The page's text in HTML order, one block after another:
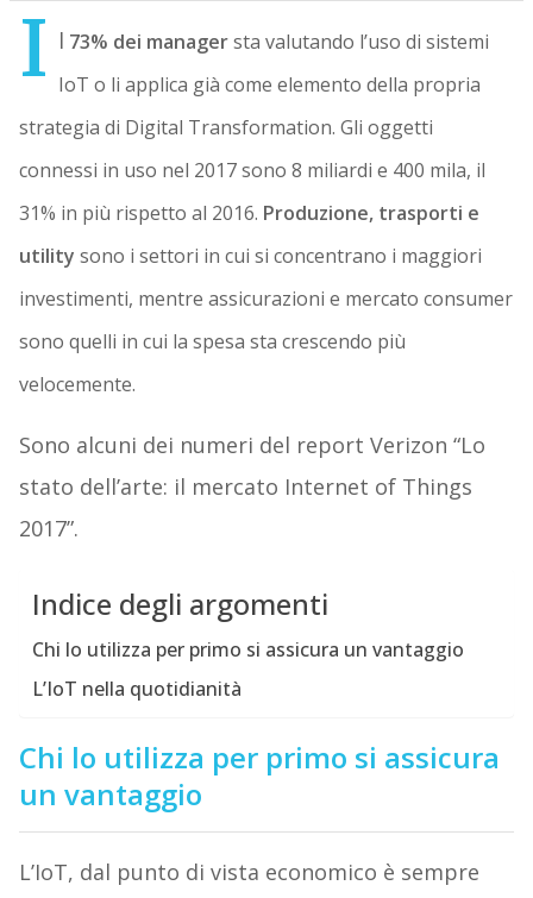
I l 73% dei managersta valutando l’uso di sistemi
IoT o li applica già come elemento della propria
strategia di Digital Transformation. Gli oggetti
connessi in uso nel 2017sono 8 miliardi e 400 mila, il
31% in più rispetto al 2016. Produzione, trasporti e
utility sono i settori in cui si concentrano i maggiori
investimenti, mentre assicurazioni e mercato consumer
sono quelli in cui la spesa sta crescendo più
velocemente.
Sono alcuni dei numeri del report Verizon “Lo
stato dell’arte: il mercato Internet of Things
2017”.
Indice degli argomenti
Chi lo utilizza per primo si assicura un vantaggio
L’IoT nella quotidianità
Chi lo utilizza per primo si assicura
un vantaggio
L’IoT, dal punto di vista economico è sempre